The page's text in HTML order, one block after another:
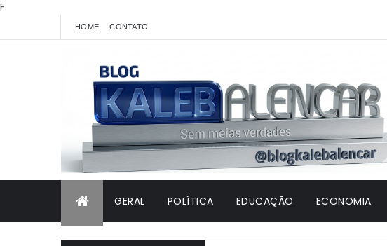
F
HOME CONTATO
GERAL POLÍTICA EDUCAÇÃO ECONOMIA